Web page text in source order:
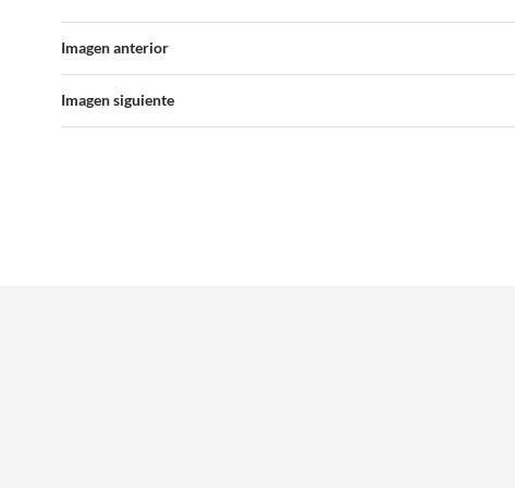
Imagen anterior
Imagen siguiente